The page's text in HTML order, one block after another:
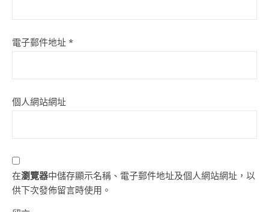
電子郵件地址 *
個人網站網址
在瀏覽器中儲存顯示名稱、電子郵件地址及個人網站網址，以
供下次發佈留言時使用。